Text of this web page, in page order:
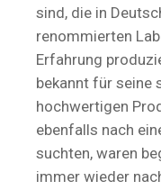
sind, die in
renommierten
Erfahrung
bekannt für seine
hochwertigen
ebenfalls nach
suchten, waren
immer wieder